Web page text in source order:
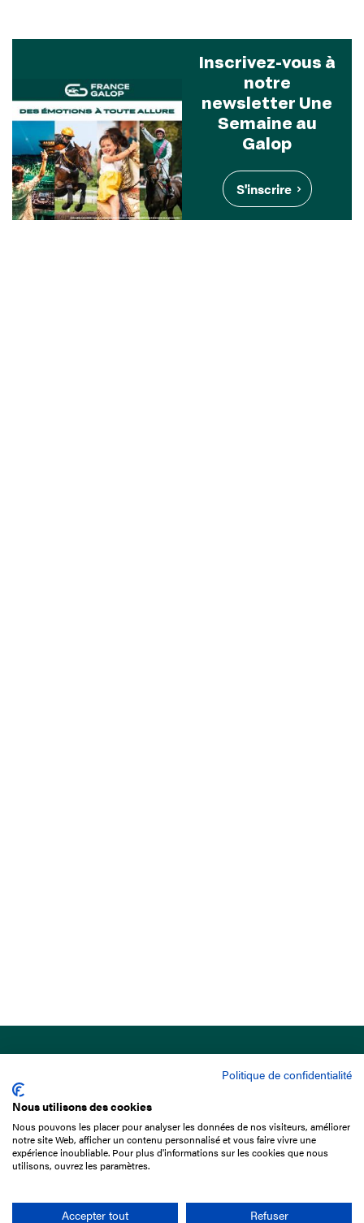
Inscrivez-vous à
notre
newsletter Une
Semaine au
Galop
S'inscrire
15 Boulevard de Douaumont
75017 Paris
01 49 10 20 29
Rechercher
Politique de confidentialité
Nous utilisons des cookies
Nous pouvons les placer pour analyser les données de nos visiteurs, améliorer
notre site Web, afficher un contenu personnalisé et vous faire vivre une
expérience inoubliable. Pour plus d'informations sur les cookies que nous
utilisons, ouvrez les paramètres.
Accepter tout
Refuser